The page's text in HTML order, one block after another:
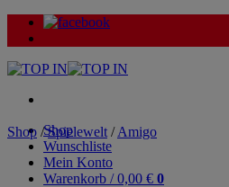
Zum
Inhalt
Shop
Wunschliste
Mein Konto
Warenkorb /0,00 € 0
Shop / Spielewelt / Amigo